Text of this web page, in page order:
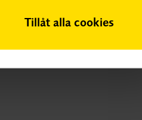
Tillåt alla cookies